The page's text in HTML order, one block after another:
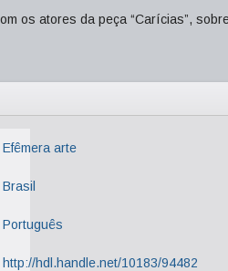
os atores da peça “Carícias”,
Efêmera arte
Brasil
Português
http://hdl.handle.net/10183/94482